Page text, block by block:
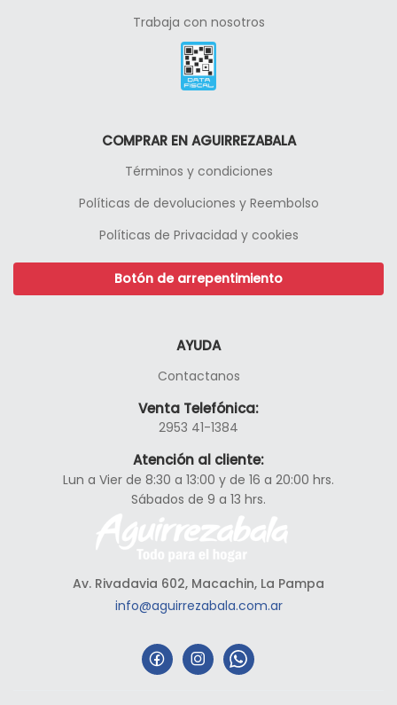
Trabaja con nosotros
COMPRAR EN AGUIRREZABALA
Términos y condiciones
Políticas de devoluciones y Reembolso
Políticas de Privacidad y cookies
Botón de arrepentimiento
AYUDA
Contactanos
Venta Telefónica:
2953 41-1384
Atención al cliente:
Lun a Vier de 8:30 a 13:00 y de 16 a 20:00 hrs.
Sábados de 9 a 13 hrs.
Av. Rivadavia 602, Macachin, La Pampa
info@aguirrezabala.com.ar